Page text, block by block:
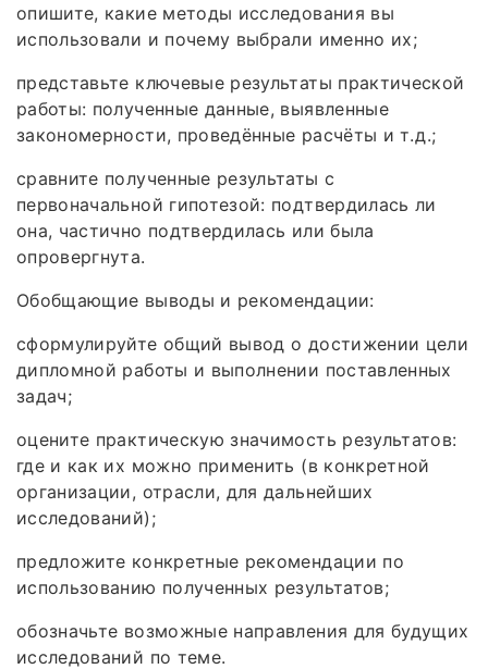
опишите, какие методы исследования вы
использовали и почему выбрали именно их;
представьте ключевые результаты практической
работы: полученные данные, выявленные
закономерности, проведённые расчёты и т. д.;
сравните полученные результаты с
первоначальной гипотезой: подтвердилась ли
она, частично подтвердилась или была
опровергнута.
Обобщающие выводы и рекомендации:
сформулируйте общий вывод о достижении цели
дипломной работы и выполнении поставленных
задач;
оцените практическую значимость результатов:
где и как их можно применить (в конкретной
организации, отрасли, для дальнейших
исследований);
предложите конкретные рекомендации по
использованию полученных результатов;
обозначьте возможные направления для будущих
исследований по теме.